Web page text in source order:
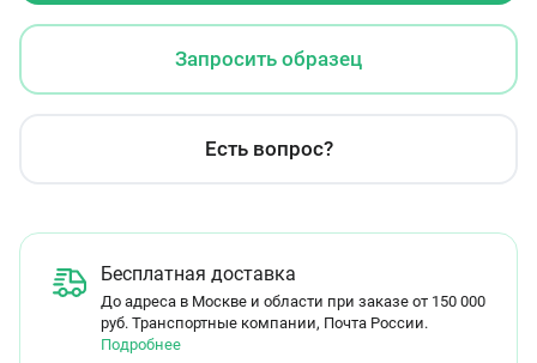
Запросить образец
Есть вопрос?
Бесплатная доставка
До адреса в Москве и области при заказе от 150 000
руб. Транспортные компании, Почта России.
Подробнее